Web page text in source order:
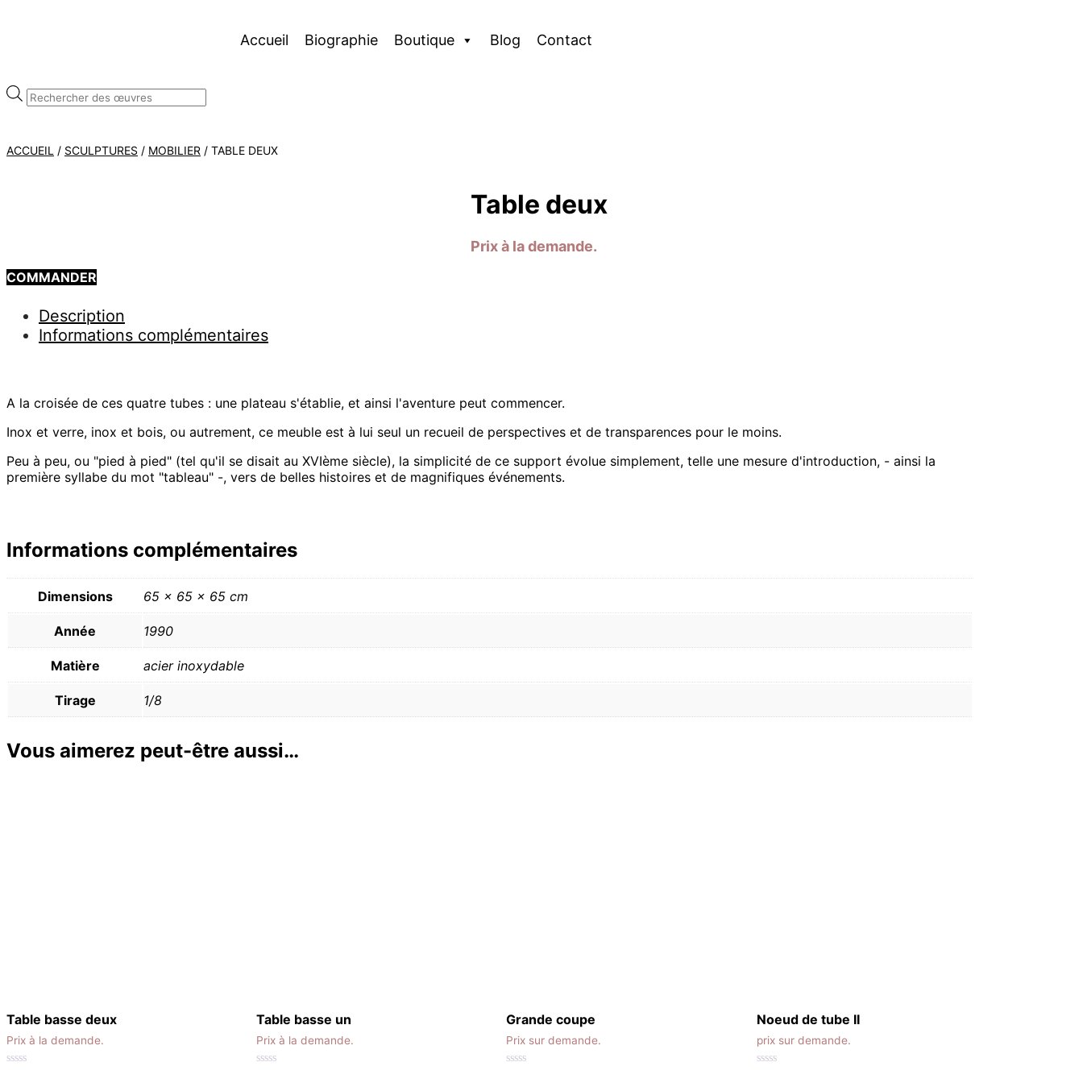
Accueil Biographie Boutique Blog Contact
Recherche
de
ACCUEIL / SCULPTURES / MOBILIER / TABLE DEUX
Table deux
Prix à la demande.
COMMANDER
Description
Informations complémentaires
A la croisée de ces quatre tubes : une plateau s'établie, et ainsi l'aventure peut commencer.
Inox et verre, inox et bois, ou autrement, ce meuble est à lui seul un recueil de perspectives et de transparences pour le moins.
Peu à peu, ou "pied à pied" (tel qu'il se disait au XVIème siècle), la simplicité de ce support évolue simplement, telle une mesure d'introduction, - ainsi la
première syllabe du mot "tableau" -, vers de belles histoires et de magnifiques événements.
Informations complémentaires
Dimensions 65 × 65 × 65 cm
Année 1990
Matière acier inoxydable
Tirage 1/8
Vous aimerez peut-être aussi…
Table basse deux
Prix à la demande.
Table basse un
Prix à la demande.
Grande coupe
Prix sur demande.
Noeud de tube II
prix sur demande.